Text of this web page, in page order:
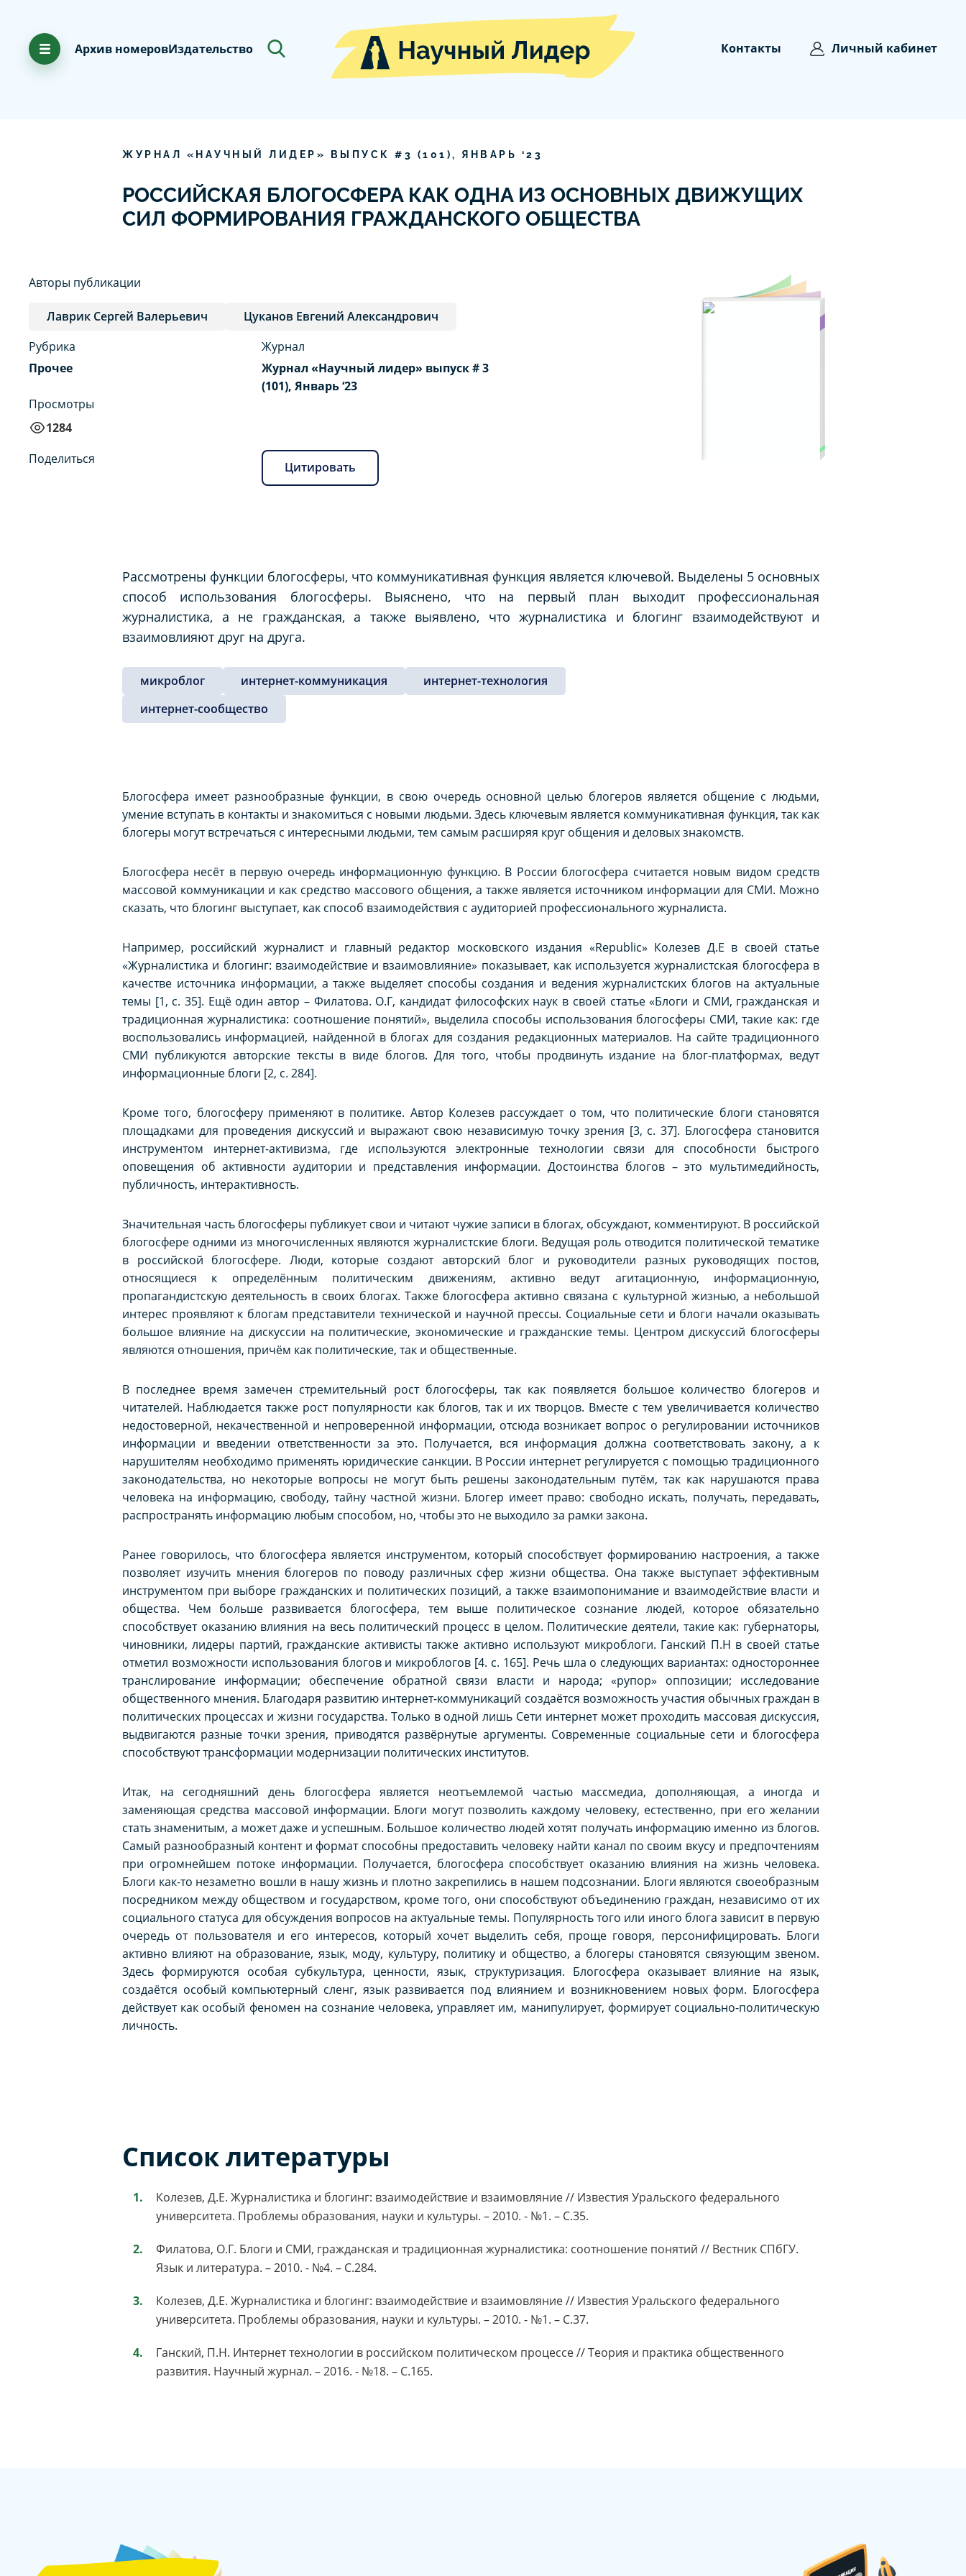
Архив номеровИздательство Контакты Личный кабинет
ЖУРНАЛ «НАУЧНЫЙ ЛИДЕР» ВЫПУСК # 3 (101 ), ЯНВАРЬ ‘23
РОССИЙСКАЯ БЛОГОСФЕРА КАК ОДНА ИЗ ОСНОВНЫХ ДВИЖУЩИХ
СИЛ ФОРМИРОВАНИЯ ГРАЖДАНСКОГО ОБЩЕСТВА
Авторы публикации
Лаврик Сергей Валерьевич
Цуканов Евгений Александрович
Рубрика
Прочее
Просмотры
1284
Журнал
Журнал «Научный лидер» выпуск # 3
(101), Январь ‘23
Поделиться
Цитировать
Рассмотрены функции блогосферы, что коммуникативная функция является ключевой. Выделены 5 основных
способ использования блогосферы. Выяснено, что на первый план выходит профессиональная
журналистика, а не гражданская, а также выявлено, что журналистика и блогинг взаимодействуют и
взаимовлияют друг на друга.
микроблог интернет-коммуникация
интернет-технология
интернет-сообщество
Блогосфера имеет разнообразные функции, в свою очередь основной целью блогеров является общение с людьми,
умение вступать в контакты и знакомиться с новыми людьми. Здесь ключевым является коммуникативная функция, так как
блогеры могут встречаться с интересными людьми, тем самым расширяя круг общения и деловых знакомств.
Блогосфера несёт в первую очередь информационную функцию. В России блогосфера считается новым видом средств
массовой коммуникации и как средство массового общения, а также является источником информации для СМИ. Можно
сказать, что блогинг выступает, как способ взаимодействия с аудиторией профессионального журналиста.
Например, российский журналист и главный редактор московского издания «Republic» Колезев Д.Е в своей статье
«Журналистика и блогинг: взаимодействие и взаимовлияние» показывает, как используется журналистская блогосфера в
качестве источника информации, а также выделяет способы создания и ведения журналистских блогов на актуальные
темы [1, с. 35]. Ещё один автор – Филатова. О.Г, кандидат философских наук в своей статье «Блоги и СМИ, гражданская и
традиционная журналистика: соотношение понятий», выделила способы использования блогосферы СМИ, такие как: где
воспользовались информацией, найденной в блогах для создания редакционных материалов. На сайте традиционного
СМИ публикуются авторские тексты в виде блогов. Для того, чтобы продвинуть издание на блог-платформах, ведут
информационные блоги [2, с. 284].
Кроме того, блогосферу применяют в политике. Автор Колезев рассуждает о том, что политические блоги становятся
площадками для проведения дискуссий и выражают свою независимую точку зрения [3, с. 37]. Блогосфера становится
инструментом интернет-активизма, где используются электронные технологии связи для способности быстрого
оповещения об активности аудитории и представления информации. Достоинства блогов – это мультимедийность,
публичность, интерактивность.
Значительная часть блогосферы публикует свои и читают чужие записи в блогах, обсуждают, комментируют. В российской
блогосфере одними из многочисленных являются журналистские блоги. Ведущая роль отводится политической тематике
в российской блогосфере. Люди, которые создают авторский блог и руководители разных руководящих постов,
относящиеся к определённым политическим движениям, активно ведут агитационную, информационную,
пропагандистскую деятельность в своих блогах. Также блогосфера активно связана с культурной жизнью, а небольшой
интерес проявляют к блогам представители технической и научной прессы. Социальные сети и блоги начали оказывать
большое влияние на дискуссии на политические, экономические и гражданские темы. Центром дискуссий блогосферы
являются отношения, причём как политические, так и общественные.
В последнее время замечен стремительный рост блогосферы, так как появляется большое количество блогеров и
читателей. Наблюдается также рост популярности как блогов, так и их творцов. Вместе с тем увеличивается количество
недостоверной, некачественной и непроверенной информации, отсюда возникает вопрос о регулировании источников
информации и введении ответственности за это. Получается, вся информация должна соответствовать закону, а к
нарушителям необходимо применять юридические санкции. В России интернет регулируется с помощью традиционного
законодательства, но некоторые вопросы не могут быть решены законодательным путём, так как нарушаются права
человека на информацию, свободу, тайну частной жизни. Блогер имеет право: свободно искать, получать, передавать,
распространять информацию любым способом, но, чтобы это не выходило за рамки закона.
Ранее говорилось, что блогосфера является инструментом, который способствует формированию настроения, а также
позволяет изучить мнения блогеров по поводу различных сфер жизни общества. Она также выступает эффективным
инструментом при выборе гражданских и политических позиций, а также взаимопонимание и взаимодействие власти и
общества. Чем больше развивается блогосфера, тем выше политическое сознание людей, которое обязательно
способствует оказанию влияния на весь политический процесс в целом. Политические деятели, такие как: губернаторы,
чиновники, лидеры партий, гражданские активисты также активно используют микроблоги. Ганский П.Н в своей статье
отметил возможности использования блогов и микроблогов [4. с. 165]. Речь шла о следующих вариантах: одностороннее
транслирование информации; обеспечение обратной связи власти и народа; «рупор» оппозиции; исследование
общественного мнения. Благодаря развитию интернет-коммуникаций создаётся возможность участия обычных граждан в
политических процессах и жизни государства. Только в одной лишь Сети интернет может проходить массовая дискуссия,
выдвигаются разные точки зрения, приводятся развёрнутые аргументы. Современные социальные сети и блогосфера
способствуют трансформации модернизации политических институтов.
Итак, на сегодняшний день блогосфера является неотъемлемой частью массмедиа, дополняющая, а иногда и
заменяющая средства массовой информации. Блоги могут позволить каждому человеку, естественно, при его желании
стать знаменитым, а может даже и успешным. Большое количество людей хотят получать информацию именно из блогов.
Самый разнообразный контент и формат способны предоставить человеку найти канал по своим вкусу и предпочтениям
при огромнейшем потоке информации. Получается, блогосфера способствует оказанию влияния на жизнь человека.
Блоги как-то незаметно вошли в нашу жизнь и плотно закрепились в нашем подсознании. Блоги являются своеобразным
посредником между обществом и государством, кроме того, они способствуют объединению граждан, независимо от их
социального статуса для обсуждения вопросов на актуальные темы. Популярность того или иного блога зависит в первую
очередь от пользователя и его интересов, который хочет выделить себя, проще говоря, персонифицировать. Блоги
активно влияют на образование, язык, моду, культуру, политику и общество, а блогеры становятся связующим звеном.
Здесь формируются особая субкультура, ценности, язык, структуризация. Блогосфера оказывает влияние на язык,
создаётся особый компьютерный сленг, язык развивается под влиянием и возникновением новых форм. Блогосфера
действует как особый феномен на сознание человека, управляет им, манипулирует, формирует социально-политическую
личность.
Список литературы
Колезев, Д.Е. Журналистика и блогинг: взаимодействие и взаимовляние // Известия Уральского федерального
университета. Проблемы образования, науки и культуры. – 2010. - №1. – С.35.
Филатова, О.Г. Блоги и СМИ, гражданская и традиционная журналистика: соотношение понятий // Вестник СПбГУ.
Язык и литература. – 2010. - №4. – С.284.
Колезев, Д.Е. Журналистика и блогинг: взаимодействие и взаимовляние // Известия Уральского федерального
университета. Проблемы образования, науки и культуры. – 2010. - №1. – С.37.
Ганский, П.Н. Интернет технологии в российском политическом процессе // Теория и практика общественного
развития. Научный журнал. – 2016. - №18. – С.165.